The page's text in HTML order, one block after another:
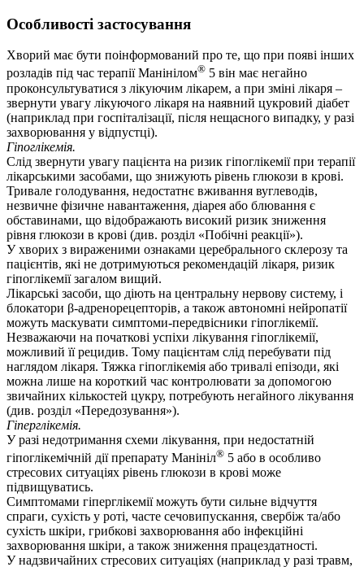
Особливості застосування
Хворий має бути поінформований про те, що при появі інших
розладів під час терапії Манінілом® 5 він має негайно
проконсультуватися з лікуючим лікарем, а при зміні лікаря –
звернути увагу лікуючого лікаря на наявний цукровий діабет
(наприклад при госпіталізації, після нещасного випадку, у разі
захворювання у відпустці).
Гіпоглікемія.
Слід звернути увагу пацієнта на ризик гіпоглікемії при терапії
лікарськими засобами, що знижують рівень глюкози в крові.
Тривале голодування, недостатнє вживання вуглеводів,
незвичне фізичне навантаження, діарея або блювання є
обставинами, що відображають високий ризик зниження
рівня глюкози в крові (див. розділ «Побічні реакції»).
У хворих з вираженими ознаками церебрального склерозу та
пацієнтів, які не дотримуються рекомендацій лікаря, ризик
гіпоглікемії загалом вищий.
Лікарські засоби, що діють на центральну нервову систему, і
блокатори β-адренорецепторів, а також автономні нейропатії
можуть маскувати симптоми-передвісники гіпоглікемії.
Незважаючи на початкові успіхи лікування гіпоглікемії,
можливий її рецидив. Тому пацієнтам слід перебувати під
наглядом лікаря. Тяжка гіпоглікемія або тривалі епізоди, які
можна лише на короткий час контролювати за допомогою
звичайних кількостей цукру, потребують негайного лікування
(див. розділ «Передозування»).
Гіперглікемія.
У разі недотримання схеми лікування, при недостатній
гіпоглікемічній дії препарату Манініл® 5 або в особливо
стресових ситуаціях рівень глюкози в крові може
підвищуватись.
Симптомами гіперглікемії можуть бути сильне відчуття
спраги, сухість у роті, часте сечовипускання, свербіж та/або
сухість шкіри, грибкові захворювання або інфекційні
захворювання шкіри, а також зниження працездатності.
У надзвичайних стресових ситуаціях (наприклад у разі травм,